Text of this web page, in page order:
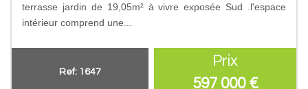
terrasse jardin de 19,05m² à vivre exposée Sud .l'espace
intérieur comprend une...
Ref: 1647
Prix
597 000 €